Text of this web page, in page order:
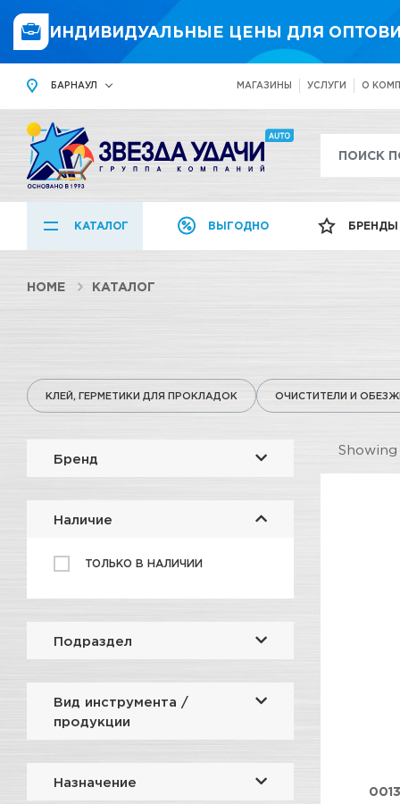
ИНДИВИДУАЛЬНЫЕ ЦЕНЫ ДЛЯ
БАРНАУЛ МАГАЗИНЫ УСЛУГИ О
КАТАЛОГ ВЫГОДНО БРЕНДЫ
HOME КАТАЛОГ
КЛЕЙ, ГЕРМЕТИКИ ДЛЯ ПРОКЛАДОК ОЧИСТИТЕЛИ И
Бренд
Наличие
ТОЛЬКО В НАЛИЧИИ
Подраздел
Вид инструмента /
продукции
Назначение